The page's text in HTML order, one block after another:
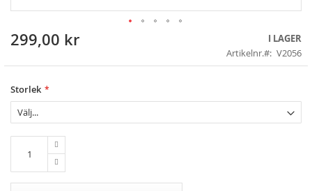
Skip
the
of
the
images
gallery
299,00 kr
I LAGER
Artikelnr.
V2056
Storlek